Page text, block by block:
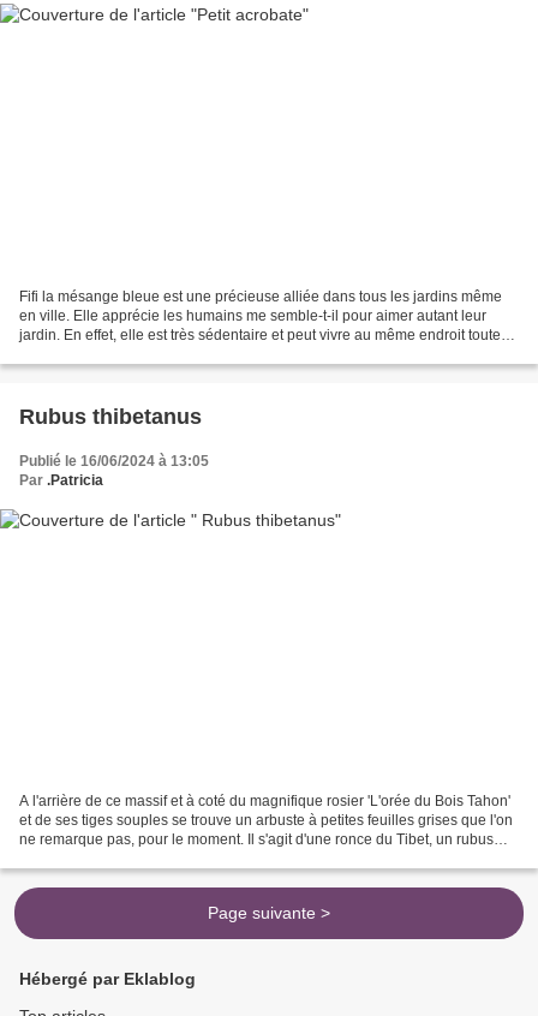
Fifi la mésange bleue est une précieuse alliée dans tous les jardins même
en ville. Elle apprécie les humains me semble-t-il pour aimer autant leur
jardin. En effet, elle est très sédentaire et peut vivre au même endroit toute
Rubus thibetanus
Publié le 16/06/2024 à 13:05
Par .Patricia
A l'arrière de ce massif et à coté du magnifique rosier 'L'orée du Bois Tahon'
et de ses tiges souples se trouve un arbuste à petites feuilles grises que l'on
ne remarque pas, pour le moment. Il s'agit d'une ronce du Tibet, un rubus
Page suivante >
Hébergé par Eklablog